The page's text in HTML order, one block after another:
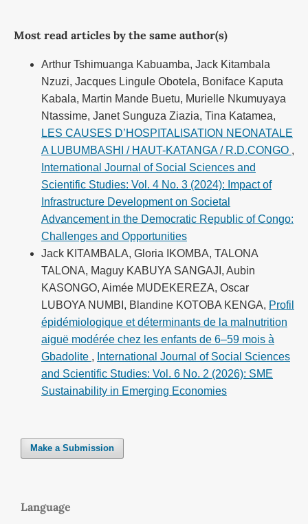
Most read articles by the same author(s)
Arthur Tshimuanga Kabuamba, Jack Kitambala
Nzuzi, Jacques Lingule Obotela, Boniface Kaputa
Kabala, Martin Mande Buetu, Murielle Nkumuyaya
Ntassime, Janet Sunguza Ziazia, Tina Katamea,
LES CAUSES D’HOSPITALISATION NEONATALE
A LUBUMBASHI / HAUT-KATANGA / R.D.CONGO ,
International Journal of Social Sciences and
Scientific Studies: Vol. 4 No. 3 (2024): Impact of
Infrastructure Development on Societal
Advancement in the Democratic Republic of Congo:
Challenges and Opportunities
Jack KITAMBALA, Gloria IKOMBA, TALONA
TALONA, Maguy KABUYA SANGAJI, Aubin
KASONGO, Aimée MUDEKEREZA, Oscar
LUBOYA NUMBI, Blandine KOTOBA KENGA, Profil
épidémiologique et déterminants de la malnutrition
aiguë modérée chez les enfants de 6–59 mois à
Gbadolite , International Journal of Social Sciences
and Scientific Studies: Vol. 6 No. 2 (2026): SME
Sustainability in Emerging Economies
Make a Submission
Language